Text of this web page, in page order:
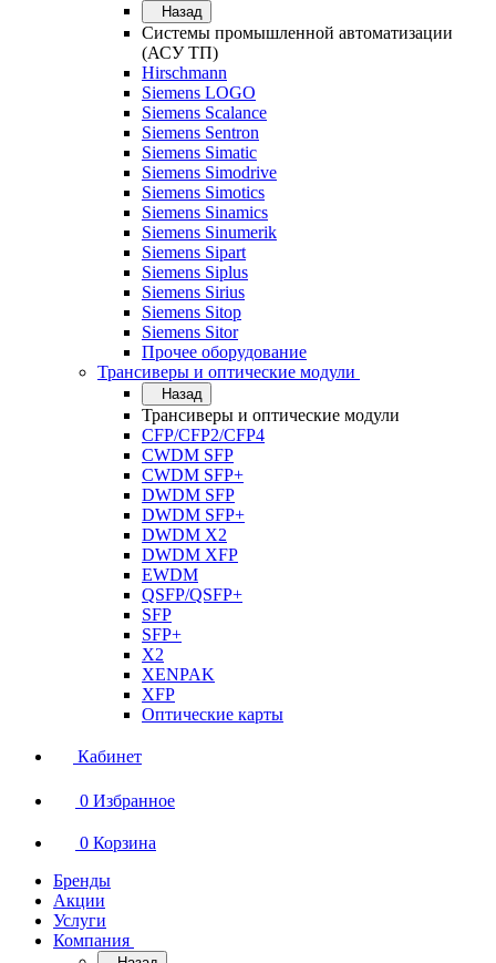
Назад
Системы промышленной автоматизации
(АСУ ТП)
Hirschmann
Siemens LOGO
Siemens Scalance
Siemens Sentron
Siemens Simatic
Siemens Simodrive
Siemens Simotics
Siemens Sinamics
Siemens Sinumerik
Siemens Sipart
Siemens Siplus
Siemens Sirius
Siemens Sitop
Siemens Sitor
Прочее оборудование
Трансиверы и оптические модули
Назад
Трансиверы и оптические модули
CFP/CFP2/CFP4
CWDM SFP
CWDM SFP+
DWDM SFP
DWDM SFP+
DWDM X2
DWDM XFP
EWDM
QSFP/QSFP+
SFP
SFP+
X2
XENPAK
XFP
Оптические карты
Кабинет
0 Избранное
0 Корзина
Бренды
Акции
Услуги
Компания